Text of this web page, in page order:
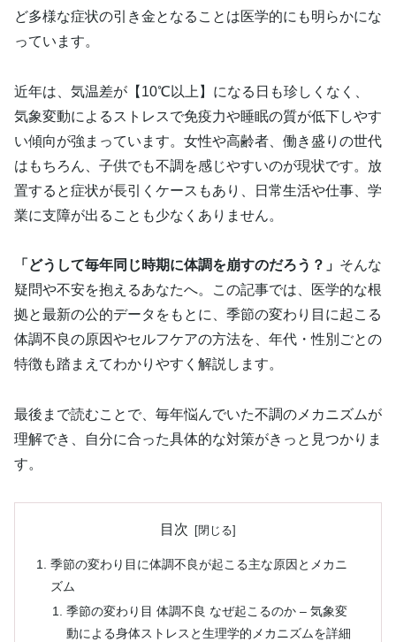
ど多様な症状の引き金となることは医学的にも明らかにな
っています。
近年は、気温差が【10℃以上】になる日も珍しくなく、
気象変動によるストレスで免疫力や睡眠の質が低下しやす
い傾向が強まっています。女性や高齢者、働き盛りの世代
はもちろん、子供でも不調を感じやすいのが現状です。放
置すると症状が長引くケースもあり、日常生活や仕事、学
業に支障が出ることも少なくありません。
「どうして毎年同じ時期に体調を崩すのだろう？」 そんな
疑問や不安を抱えるあなたへ。この記事では、医学的な根
拠と最新の公的データをもとに、季節の変わり目に起こる
体調不良の原因やセルフケアの方法を、年代・性別ごとの
特徴も踏まえてわかりやすく解説します。
最後まで読むことで、毎年悩んでいた不調のメカニズムが
理解でき、自分に合った具体的な対策がきっと見つかりま
す。
目次
季節の変わり目に体調不良が起こる主な原因とメカニ
ズム
季節の変わり目 体調不良 なぜ起こるのか – 気象変
動による身体ストレスと生理学的メカニズムを詳細